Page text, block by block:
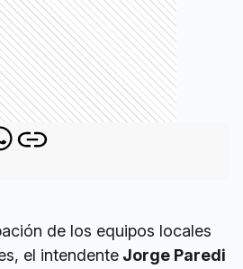
de los equipos locales
el intendente Jorge Paredi